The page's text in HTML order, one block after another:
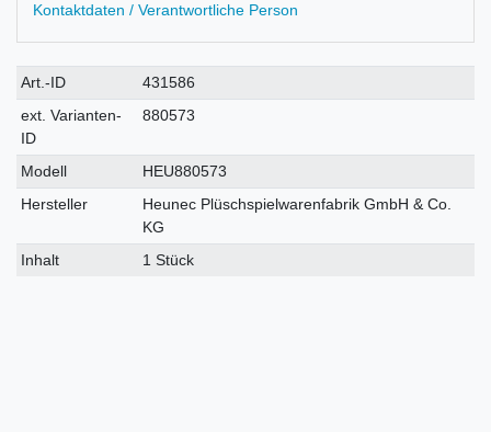
Kontaktdaten / Verantwortliche Person
Technisches
Merkmal
Wert
Art.-ID
431586
ext. Varianten-
ID
880573
Modell
HEU880573
Hersteller
Heunec Plüschspielwarenfabrik GmbH & Co.
KG
Inhalt
1 Stück